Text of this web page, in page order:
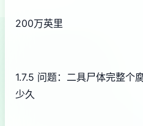
200万英里
1.7.5 问题：二具尸体完整个
少久